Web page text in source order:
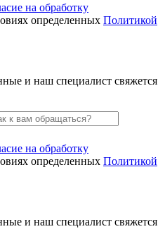
на обработку
определенных Политикой
и наш специалист свяжется
на обработку
определенных Политикой
и наш специалист свяжется